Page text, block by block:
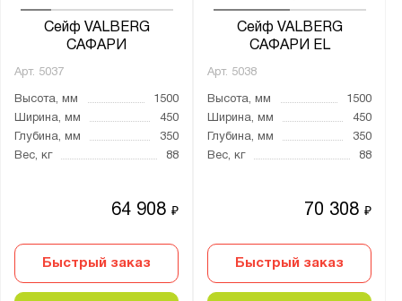
Сейф VALBERG
САФАРИ
Арт. 5037
Высота, мм
1500
Ширина, мм
450
Глубина, мм
350
Вес, кг
88
64 908₽
Быстрый заказ
Сейф VALBERG
САФАРИ EL
Арт. 5038
Высота, мм
1500
Ширина, мм
450
Глубина, мм
350
Вес, кг
88
70 308₽
Быстрый заказ
от до
Класс взломостойкости:
0 класс
S1 класс
30Б